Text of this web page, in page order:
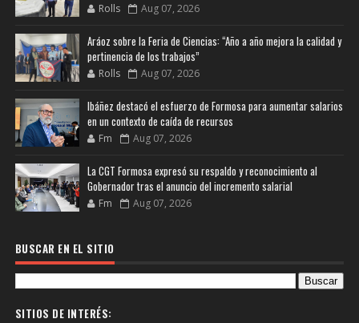
Rolls Aug 07, 2026
Aráoz sobre la Feria de Ciencias: “Año a año mejora la calidad y
pertinencia de los trabajos”
Rolls Aug 07, 2026
Ibáñez destacó el esfuerzo de Formosa para aumentar salarios
en un contexto de caída de recursos
Fm Aug 07, 2026
La CGT Formosa expresó su respaldo y reconocimiento al
Gobernador tras el anuncio del incremento salarial
Fm Aug 07, 2026
BUSCAR EN EL SITIO
SITIOS DE INTERÉS: